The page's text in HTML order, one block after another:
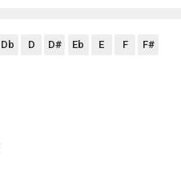
Db D D# Eb E F
F#